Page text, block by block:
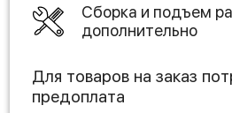
Сборка и подъем
дополнительно
Для товаров на заказ
предоплата